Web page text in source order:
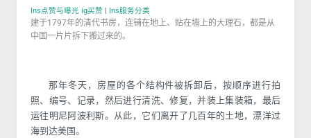
Ins点赞与曝光 ig买赞 | Ins服务分类
建于1797年的清代书房，连铺在地上、贴在墙上的大理石，都是从
中国一片片拆下搬过来的。
那年冬天，房屋的各个结构件被拆卸后，按顺序进行拍
照、编号、记录，然后进行清洗、修复，并装上集装箱，最后
运往明尼阿波利斯。从此，它们离开了几百年的土地，漂洋过
海到达美国。